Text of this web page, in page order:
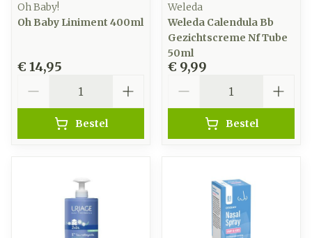
Oh Baby!
Oh Baby Liniment 400ml
€ 14,95
Bestel
Weleda
Weleda Calendula Bb
Gezichtscreme Nf Tube
50ml
€ 9,99
Bestel